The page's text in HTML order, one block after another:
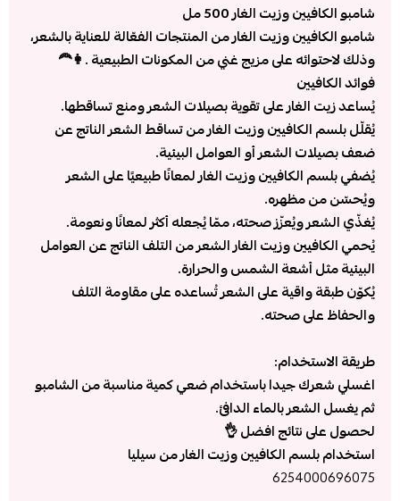
شامبو الكافيين وزيت الغار 500 مل
شامبو الكافيين وزيت الغار من المنتجات الفعّالة للعناية بالشعر،
وذلك لاحتوائه على مزيج غني من المكونات الطبيعية .👩‍🦰
فوائد الكافيين
يُساعد زيت الغار على تقوية بصيلات الشعر ومنع تساقطها.
يُقلّل بلسم الكافيين وزيت الغار من تساقط الشعر الناتج عن
ضعف بصيلات الشعر أو العوامل البيئية.
يُضفي بلسم الكافيين وزيت الغار لمعانًا طبيعيًا على الشعر
ويُحسّن من مظهره.
يُغذّي الشعر ويُعزّز صحته، ممّا يُجعله أكثر لمعانًا ونعومة.
يُحمي الكافيين وزيت الغار الشعر من التلف الناتج عن العوامل
البيئية مثل أشعة الشمس والحرارة.
يُكوّن طبقة واقية على الشعر تُساعده على مقاومة التلف
والحفاظ على صحته.
طريقة الاستخدام:
اغسلي شعرك جيدا باستخدام ضعي كمية مناسبة من الشامبو
ثم يغسل الشعر بالماء الدافئ.
لحصول على نتائج افضل 👌
استخدام بلسم الكافيين وزيت الغار من سيليا
6254000696075